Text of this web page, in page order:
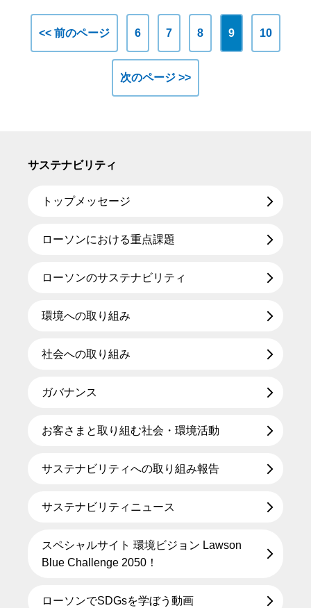
<< 前のページ 6 7 8 9 10
次のページ >>
サステナビリティ
トップメッセージ
ローソンにおける重点課題
ローソンのサステナビリティ
環境への取り組み
社会への取り組み
ガバナンス
お客さまと取り組む社会・環境活動
サステナビリティへの取り組み報告
サステナビリティニュース
スペシャルサイト 環境ビジョン Lawson
Blue Challenge 2050！
ローソンでSDGsを学ぼう動画